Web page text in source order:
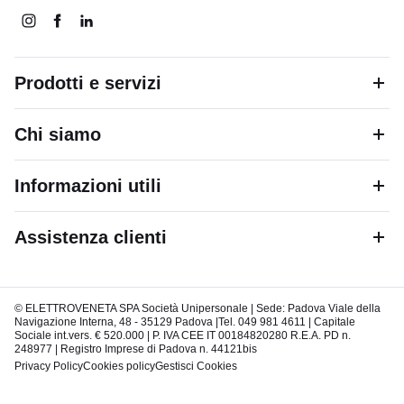
Prodotti e servizi
Chi siamo
Informazioni utili
Assistenza clienti
© ELETTROVENETA SPA Società Unipersonale | Sede: Padova Viale della
Navigazione Interna, 48 - 35129 Padova |Tel. 049 981 4611 | Capitale
Sociale int.vers. € 520.000 | P. IVA CEE IT 00184820280 R.E.A. PD n.
248977 | Registro Imprese di Padova n. 44121bis
Privacy PolicyCookies policyGestisci Cookies